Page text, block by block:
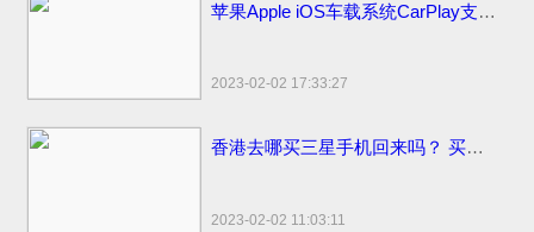
苹果Apple iOS车载系统CarPlay支持哪些更多汽车品牌
2023-02-02 17:33:27
香港去哪买三星手机回来吗？ 买香港便宜售价手机市场地点和网站
2023-02-02 11:03:11